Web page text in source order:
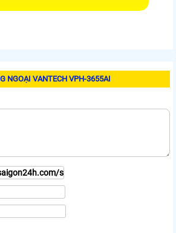
NGOẠI VANTECH VPH-3655AI